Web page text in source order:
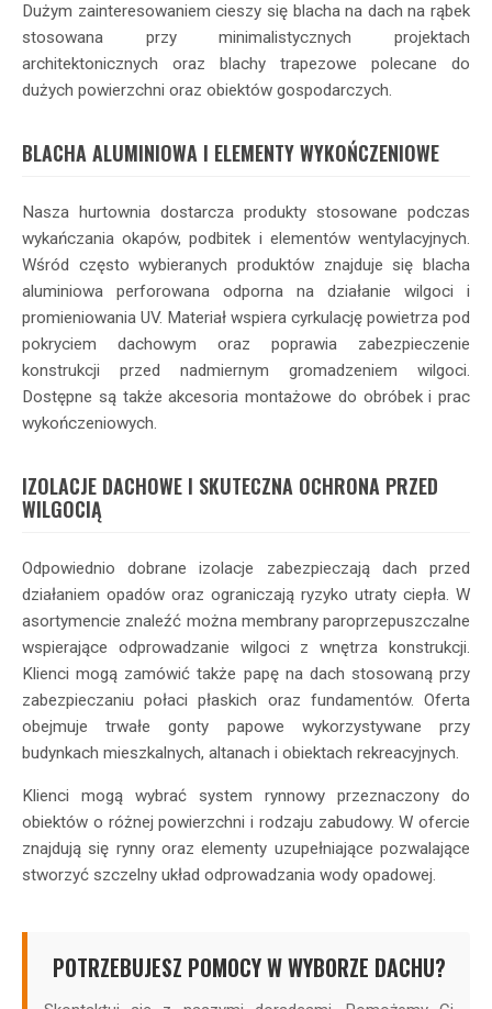
Dużym zainteresowaniem cieszy się blacha na dach na rąbek
stosowana przy minimalistycznych projektach
architektonicznych oraz blachy trapezowe polecane do
dużych powierzchni oraz obiektów gospodarczych.
BLACHA ALUMINIOWA I ELEMENTY WYKOŃCZENIOWE
Nasza hurtownia dostarcza produkty stosowane podczas
wykańczania okapów, podbitek i elementów wentylacyjnych.
Wśród często wybieranych produktów znajduje się blacha
aluminiowa perforowana odporna na działanie wilgoci i
promieniowania UV. Materiał wspiera cyrkulację powietrza pod
pokryciem dachowym oraz poprawia zabezpieczenie
konstrukcji przed nadmiernym gromadzeniem wilgoci.
Dostępne są także akcesoria montażowe do obróbek i prac
wykończeniowych.
IZOLACJE DACHOWE I SKUTECZNA OCHRONA PRZED
WILGOCIĄ
Odpowiednio dobrane izolacje zabezpieczają dach przed
działaniem opadów oraz ograniczają ryzyko utraty ciepła. W
asortymencie znaleźć można membrany paroprzepuszczalne
wspierające odprowadzanie wilgoci z wnętrza konstrukcji.
Klienci mogą zamówić także papę na dach stosowaną przy
zabezpieczaniu połaci płaskich oraz fundamentów. Oferta
obejmuje trwałe gonty papowe wykorzystywane przy
budynkach mieszkalnych, altanach i obiektach rekreacyjnych.
Klienci mogą wybrać system rynnowy przeznaczony do
obiektów o różnej powierzchni i rodzaju zabudowy. W ofercie
znajdują się rynny oraz elementy uzupełniające pozwalające
stworzyć szczelny układ odprowadzania wody opadowej.
POTRZEBUJESZ POMOCY W WYBORZE DACHU?